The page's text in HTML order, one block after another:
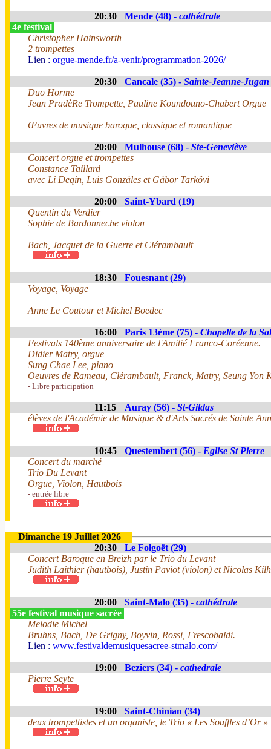
20:30 Mende (48) - cathédrale
4e festival
Christopher Hainsworth
2 trompettes
Lien : orgue-mende.fr/a-venir/programmation-2026/
20:30 Cancale (35) - Sainte-Jeanne-Jugan
Duo Horme
Jean PradèRe Trompette, Pauline Koundouno-Chabert Orgue
Œuvres de musique baroque, classique et romantique
20:00 Mulhouse (68) - Ste-Geneviève
Concert orgue et trompettes
Constance Taillard
avec Li Deqin, Luis Gonzáles et Gábor Tarkövi
20:00
Saint-Ybard (19)
Quentin du Verdier
Sophie de Bardonneche violon
Bach, Jacquet de la Guerre et Clérambault
18:30
Fouesnant (29)
Voyage, Voyage
Anne Le Coutour et Michel Boedec
16:00 Paris 13ème (75) - Chapelle de la
Festivals 140ème anniversaire de l'Amitié Franco-Coréenne.
Didier Matry, orgue
Sung Chae Lee, piano
Oeuvres de Rameau, Clérambault, Franck, Matry, Seung Yon
- Libre participation
11:15 Auray (56) - St-Gildas
élèves de l'Académie de Musique & d'Arts Sacrés de Sainte
10:45 Questembert (56) - Eglise St Pierre
Concert du marché
Trio Du Levant
Orgue, Violon, Hautbois
- entrée libre
Dimanche 19 Juillet 2026
20:30
Le Folgoët (29)
Concert Baroque en Breizh par le Trio du Levant
Judith Laithier (hautbois), Justin Paviot (violon) et Nicolas
20:00 Saint-Malo (35) - cathédrale
55e festival musique sacrée
Melodie Michel
Bruhns, Bach, De Grigny, Boyvin, Rossi, Frescobaldi.
Lien : www.festivaldemusiquesacree-stmalo.com/
19:00 Beziers (34) - cathedrale
Pierre Seyte
19:00
Saint-Chinian (34)
deux trompettistes et un organiste, le Trio « Les Souffles d’Or »